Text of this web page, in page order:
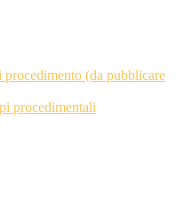
(da pubblicare
procedimentali